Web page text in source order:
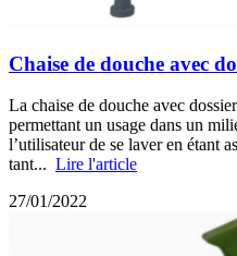
Chaise de douche avec
La chaise de douche avec
permettant un usage dans un
l’utilisateur de se laver en étant
tant... Lire l'article
27/01/2022